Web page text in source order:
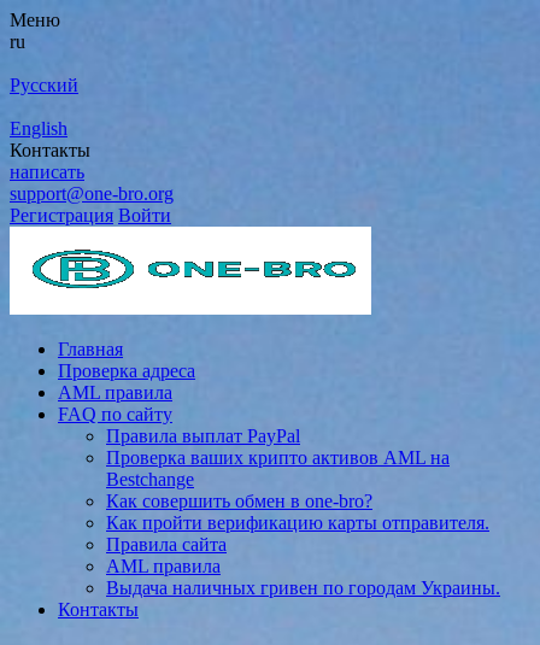
Меню
ru
Русский
English
Контакты
написать
support@one-bro.org
Регистрация Войти
Главная
Проверка адреса
AML правила
FAQ по сайту
Правила выплат PayPal
Проверка ваших крипто активов AML на
Bestchange
Как совершить обмен в one-bro?
Как пройти верификацию карты отправителя.
Правила сайта
AML правила
Выдача наличных гривен по городам Украины.
Контакты